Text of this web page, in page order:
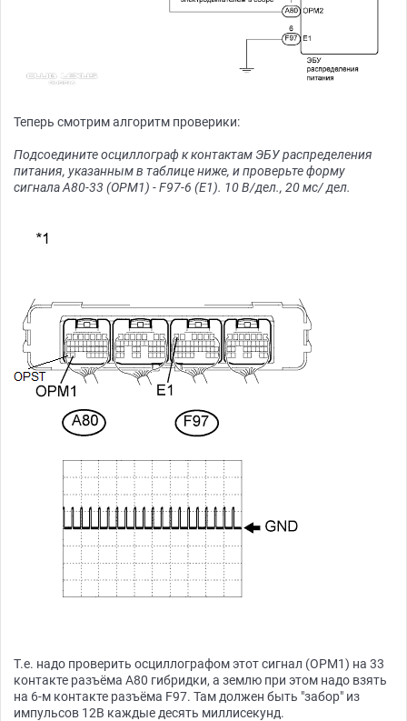
Теперь смотрим алгоритм проверики:
Подсоедините осциллограф к контактам ЭБУ распределения
питания, указанным в таблице ниже, и проверьте форму
сигнала A80-33 (OPM1) - F97-6 (E1). 10 В/дел., 20 мс/ дел.
Т.е. надо проверить осциллографом этот сигнал (OPM1) на 33
контакте разъёма A80 гибридки, а землю при этом надо взять
на 6-м контакте разъёма F97. Там должен быть "забор" из
импульсов 12В каждые десять миллисекунд.